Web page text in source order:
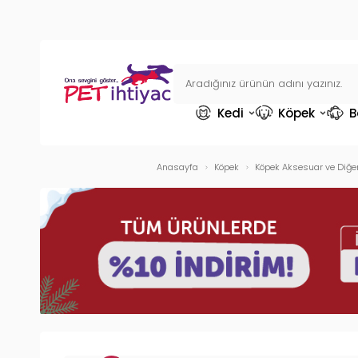
Kedi Köpek
Anasayfa Köpek Köpek Aksesuar ve